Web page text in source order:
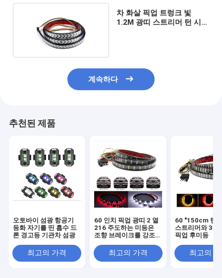
차 화살 픽업 트렁크 빛
1.2M 광띠 스트리머 턴 시그
계속하다
추천된 제품
오토바이 섬광 항공기
등화 자기를 띤 흡수 드
론 경고등 기관차 섬광
최고의 가격
60 인치 픽업 광띠 2 열
216 주도하는 미등은
조향 브레이크를 강조합
최고의 가격
60 "150cm 턴
스트리머와 3색
픽업 후미등
최고의